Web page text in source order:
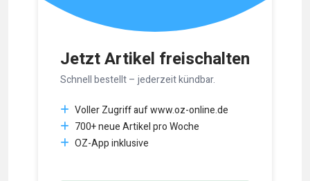
Jetzt Artikel freischalten
Schnell bestellt – jederzeit kündbar.
Voller Zugriff auf www.oz-online.de
700+ neue Artikel pro Woche
OZ-App inklusive